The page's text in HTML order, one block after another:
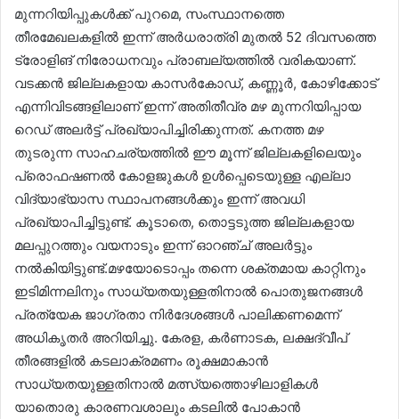
മുന്നറിയിപ്പുകൾക്ക് പുറമെ, സംസ്ഥാനത്തെ
തീരമേഖലകളിൽ ഇന്ന് അർധരാത്രി മുതൽ 52 ദിവസത്തെ
ട്രോളിങ് നിരോധനവും പ്രാബല്യത്തിൽ വരികയാണ്.
വടക്കൻ ജില്ലകളായ കാസർകോഡ്, കണ്ണൂർ, കോഴിക്കോട്
എന്നിവിടങ്ങളിലാണ് ഇന്ന് അതിതീവ്ര മഴ മുന്നറിയിപ്പായ
റെഡ് അലർട്ട് പ്രഖ്യാപിച്ചിരിക്കുന്നത്. കനത്ത മഴ
തുടരുന്ന സാഹചര്യത്തിൽ ഈ മൂന്ന് ജില്ലകളിലെയും
പ്രൊഫഷണൽ കോളജുകൾ ഉൾപ്പെടെയുള്ള എല്ലാ
വിദ്യാഭ്യാസ സ്ഥാപനങ്ങൾക്കും ഇന്ന് അവധി
പ്രഖ്യാപിച്ചിട്ടുണ്ട്. കൂടാതെ, തൊട്ടടുത്ത ജില്ലകളായ
മലപ്പുറത്തും വയനാടും ഇന്ന് ഓറഞ്ച് അലർട്ടും
നൽകിയിട്ടുണ്ട്.മഴയോടൊപ്പം തന്നെ ശക്തമായ കാറ്റിനും
ഇടിമിന്നലിനും സാധ്യതയുള്ളതിനാൽ പൊതുജനങ്ങൾ
പ്രത്യേക ജാഗ്രതാ നിർദേശങ്ങൾ പാലിക്കണമെന്ന്
അധികൃതർ അറിയിച്ചു. കേരള, കർണാടക, ലക്ഷദ്വീപ്
തീരങ്ങളിൽ കടലാക്രമണം രൂക്ഷമാകാൻ
സാധ്യതയുള്ളതിനാൽ മത്സ്യത്തൊഴിലാളികൾ
യാതൊരു കാരണവശാലും കടലിൽ പോകാൻ